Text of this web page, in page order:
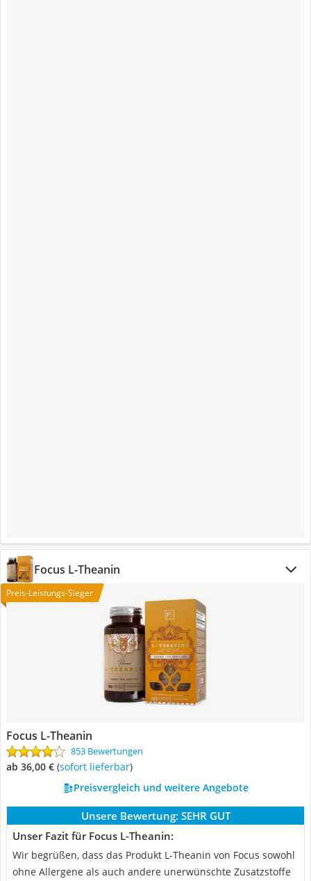
Focus L-Theanin
Preis-Leistungs-Sieger
Focus L-Theanin
853 Bewertungen
ab 36,00 € ( Sofort lieferbar)
Preisvergleich und weitere Angebote
Unsere Bewertung: SEHR GUT
Unser Fazit für Focus L-Theanin:
Wir begrüßen, dass das Produkt L-Theanin von Focus sowohl
ohne Allergene als auch andere unerwünschte Zusatzstoffe